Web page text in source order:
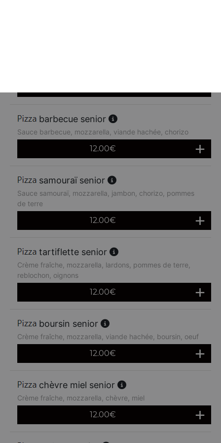
barbecue senior
Sauce barbecue, mozzarella, viande hachée, chorizo
12.00€
samouraï senior
Sauce samouraï, mozzarella, jambon, chorizo, pommes
de terre
12.00€
tartiflette senior
Crème fraîche, mozzarella, lardons, pommes de terre,
reblochon, oignons
12.00€
boursin senior
Crème fraîche, mozzarella, viande hachée, boursin, oeuf
12.00€
chèvre miel senior
Crème fraîche, mozzarella, chèvre, miel
12.00€